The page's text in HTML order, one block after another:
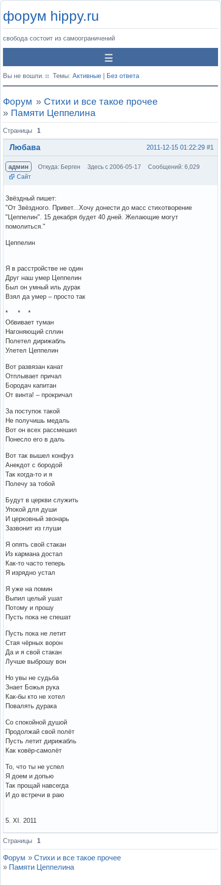
форум hippy.ru
свобода состоит из самоограничений
Вы не вошли. Темы: Активные Без ответа
Форум » Стихи и все такое прочее
» Памяти Цеппелина
Страницы 1
#1
2011-12-15 01:22:29
Любава
админ Откуда: Берген Здесь с 2006-05-17
Сообщений: 6,029
Сайт
Звёздный пишет:
"От Звёздного. Привет...Хочу донести до масс стихотворение
"Цеппелин". 15 декабря будет 40 дней. Желающие могут
помолиться."
Цеппелин
Я в расстройстве не один
Друг наш умер Цеппелин
Был он умный иль дурак
Взял да умер – просто так
* * *
Обвивает туман
Нагоняющий сплин
Полетел дирижабль
Улетел Цеппелин
Вот развязан канат
Отплывает причал
Бородач капитан
От винта! – прокричал
За поступок такой
Не получишь медаль
Вот он всех рассмешил
Понесло его в даль
Вот так вышел конфуз
Анекдот с бородой
Так когда-то и я
Полечу за тобой
Будут в церкви служить
Упокой для души
И церковный звонарь
Зазвонит из глуши
Я опять свой стакан
Из кармана достал
Как-то часто теперь
Я изрядно устал
Я уже на помин
Выпил целый ушат
Потому и прошу
Пусть пока не спешат
Пусть пока не летит
Стая чёрных ворон
Да и я свой стакан
Лучше выброшу вон
Но увы не судьба
Знает Божья рука
Как-бы кто не хотел
Повалять дурака
Со спокойной душой
Продолжай свой полёт
Пусть летит дирижабль
Как ковёр-самолёт
То, что ты не успел
Я доем и допью
Так прощай навсегда
И до встречи в раю
5. ХІ. 2011
Вне форума
Страницы 1
Форум » Стихи и все такое прочее
» Памяти Цеппелина